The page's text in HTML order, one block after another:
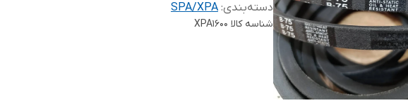
دسته‌بندی:
SPA/XPA
شناسه کالا XPA1600